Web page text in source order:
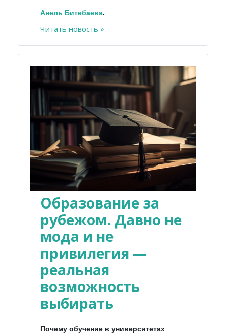
Анель Битебаева.
Читать новость »
Образование за
рубежом. Давно не
мода и не
привилегия —
реальная
возможность
выбирать
Почему обучение в университетах